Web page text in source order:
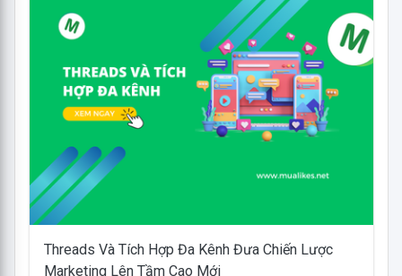
Threads Và Tích Hợp Đa Kênh Đưa Chiến Lược
Marketing Lên Tầm Cao Mới